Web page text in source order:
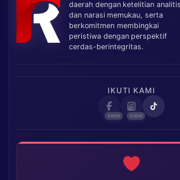
daerah dengan ketelitian analitis
dan narasi memukau, serta
berkomitmen membingkai
peristiwa dengan perspektif
cerdas-berintegritas.
IKUTI KAMI